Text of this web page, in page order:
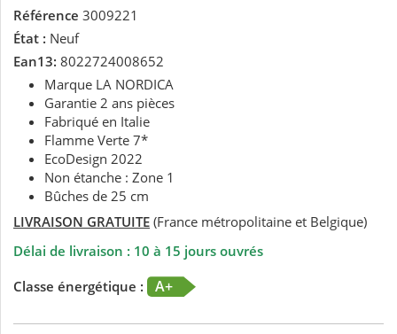
Référence 3009221
État : Neuf
Ean13: 8022724008652
Marque LA NORDICA
Garantie 2 ans pièces
Fabriqué en Italie
Flamme Verte 7*
EcoDesign 2022
Non étanche : Zone 1
Bûches de 25 cm
LIVRAISON GRATUITE (France métropolitaine et Belgique)
Délai de livraison : 10 à 15 jours ouvrés
Classe énergétique :
A+